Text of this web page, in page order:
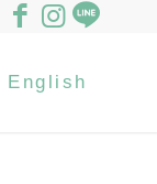
English